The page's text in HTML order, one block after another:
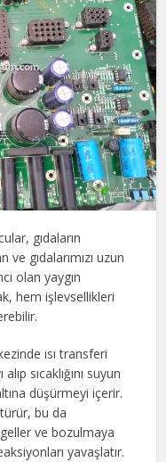
gıdaların
gıdalarımızı uzun
olan yaygın
hem işlevsellikleri
ısı transferi
sıcaklığını suyun
düşürmeyi içerir.
bu da
ve bozulmaya
yavaşlatır.